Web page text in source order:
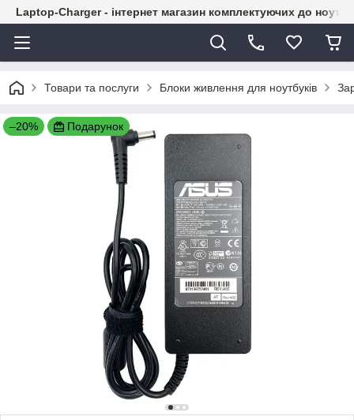
Laptop-Charger - інтернет магазин комплектуючих до
Товари та послуги Блоки живлення для ноутбуків
–20% Подарунок